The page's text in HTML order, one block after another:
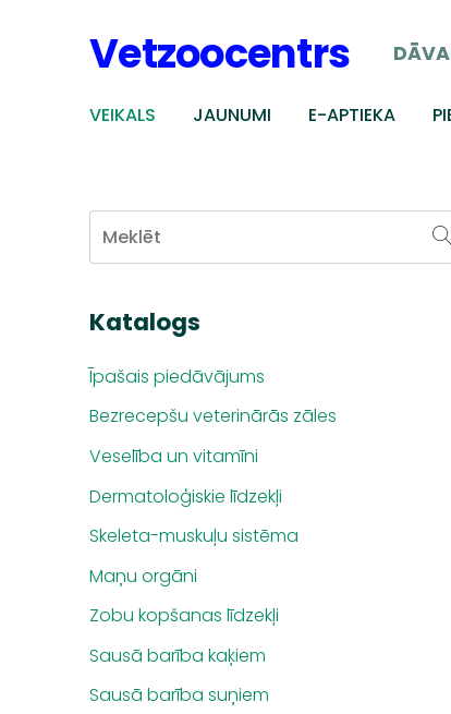
Vetzoocentrs
VEIKALS JAUNUMI E-APTIEKA
Katalogs
Īpašais piedāvājums
Bezrecepšu veterinārās zāles
Veselība un vitamīni
Dermatoloģiskie līdzekļi
Skeleta-muskuļu sistēma
Maņu orgāni
Zobu kopšanas līdzekļi
Sausā barība kaķiem
Sausā barība suņiem